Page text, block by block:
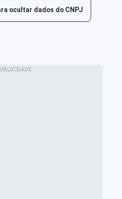
ocultar dados do CNPJ